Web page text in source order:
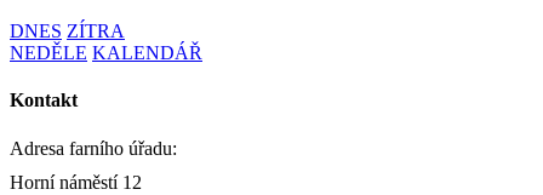
DNES ZÍTRA
NEDĚLE KALENDÁŘ
Kontakt
Adresa farního úřadu:
Horní náměstí 12